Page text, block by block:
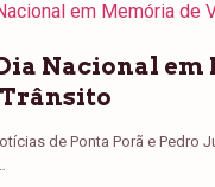
Nacional em
de Ponta Porã e Pedro